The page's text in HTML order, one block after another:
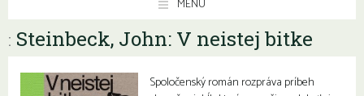
MENU
: Steinbeck, John: V neistej bitke
Spoločenský román rozpráva príbeh